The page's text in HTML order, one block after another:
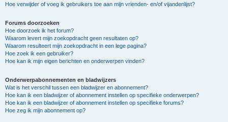
Hoe verwijder of voeg ik gebruikers toe aan mijn vrienden- en/of vijandenlijst?
Forums doorzoeken
Hoe doorzoek ik het forum?
Waarom levert mijn zoekopdracht geen resultaten op?
Waarom resulteert mijn zoekopdracht in een lege pagina?
Hoe zoek ik een gebruiker?
Hoe kan ik mijn eigen berichten en onderwerpen vinden?
Onderwerpabonnementen en bladwijzers
Wat is het verschil tussen een bladwijzer en abonnement?
Hoe kan ik een bladwijzer of abonnement instellen op specifieke onderwerpen?
Hoe kan ik een bladwijzer of abonnement instellen op specifieke forums?
Hoe zeg ik mijn abonnement op?